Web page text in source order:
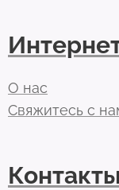
О нас
Свяжитесь с
Контакты